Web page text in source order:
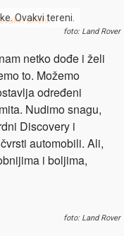
Ovakvi tereni.
foto: Land Rover
netko dođe i želi
to. Možemo
određeni
Nudimo snagu,
Discovery i
automobili. Ali,
i boljima,
foto: Land Rover